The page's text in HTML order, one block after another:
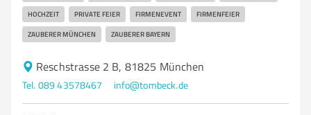
HOCHZEIT PRIVATE FEIER FIRMENEVENT FIRMENFEIER
ZAUBERER MÜNCHEN ZAUBERER BAYERN
Reschstrasse 2 B, 81825 München
Tel. 089 43578467 info@tombeck.de